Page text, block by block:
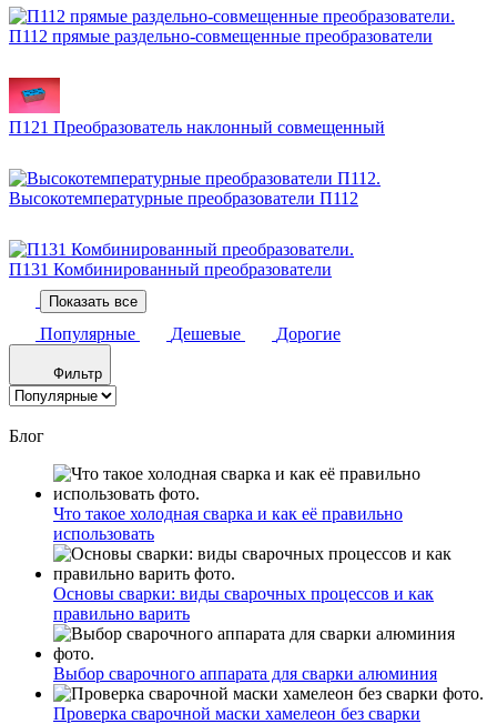
П112 прямые раздельно-совмещенные преобразователи
П121 Преобразователь наклонный совмещенный
Высокотемпературные преобразователи П112
П131 Комбинированный преобразователи
Показать все
Популярные Дешевые Дорогие
Фильтр
Блог
Что такое холодная сварка и как её правильно
использовать
Основы сварки: виды сварочных процессов и как
правильно варить
Выбор сварочного аппарата для сварки алюминия
Проверка сварочной маски хамелеон без сварки